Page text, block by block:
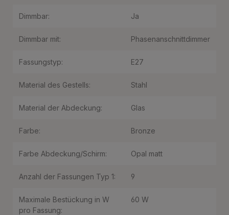
Dimmbar: Ja
Dimmbar mit: Phasenanschnittdimmer
Fassungstyp: E27
Material des Gestells: Stahl
Material der Abdeckung: Glas
Farbe: Bronze
Farbe Abdeckung/Schirm: Opal matt
Anzahl der Fassungen Typ 1: 9
Maximale Bestückung in W
pro Fassung:
60 W